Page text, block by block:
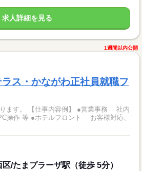
求人詳細を見る
1週間以内公開
ス・かながわ正社員就職フ
営業事務 社内
操作 等 ●ホテルフロント お客様対応、
/たまプラーザ駅（徒歩 5分）